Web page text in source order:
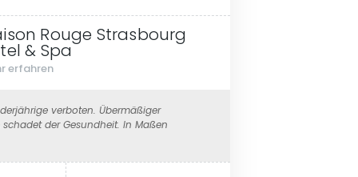
Rouge Strasbourg
& Spa
erfahren
verboten. Übermäßiger
der Gesundheit. In Maßen